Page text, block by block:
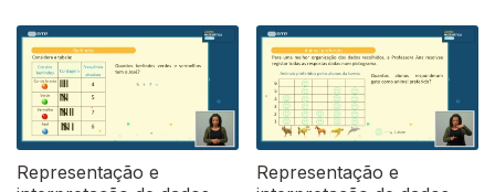
Representação e
Representação e